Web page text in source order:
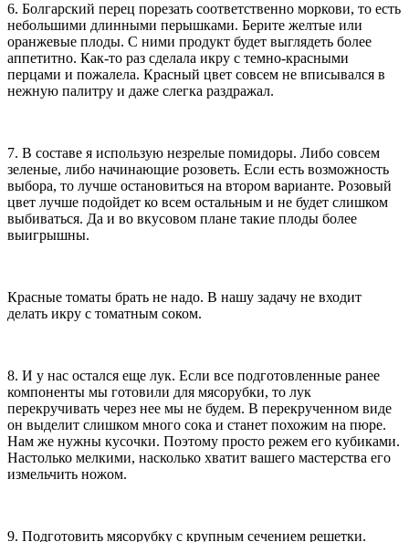
6. Болгарский перец порезать соответственно моркови, то есть
небольшими длинными перышками. Берите желтые или
оранжевые плоды. С ними продукт будет выглядеть более
аппетитно. Как-то раз сделала икру с темно-красными
перцами и пожалела. Красный цвет совсем не вписывался в
нежную палитру и даже слегка раздражал.
7. В составе я использую незрелые помидоры. Либо совсем
зеленые, либо начинающие розоветь. Если есть возможность
выбора, то лучше остановиться на втором варианте. Розовый
цвет лучше подойдет ко всем остальным и не будет слишком
выбиваться. Да и во вкусовом плане такие плоды более
выигрышны.
Красные томаты брать не надо. В нашу задачу не входит
делать икру с томатным соком.
8. И у нас остался еще лук. Если все подготовленные ранее
компоненты мы готовили для мясорубки, то лук
перекручивать через нее мы не будем. В перекрученном виде
он выделит слишком много сока и станет похожим на пюре.
Нам же нужны кусочки. Поэтому просто режем его кубиками.
Настолько мелкими, насколько хватит вашего мастерства его
измельчить ножом.
9. Подготовить мясорубку с крупным сечением решетки.